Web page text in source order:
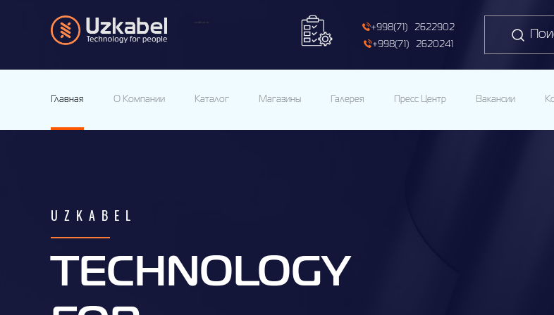
+998(71) 2622902
+998(71) 2620241
Главная О Компании Каталог Магазины Галерея Пресс Центр Вакансии
UZKABEL
TECHNOLOGY